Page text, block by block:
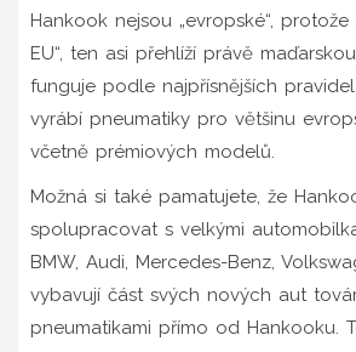
Hankook nejsou „evropské“,
EU“, ten asi přehlíží právě
funguje podle najpřísnějších
vyrábí pneumatiky pro většinu
včetně prémiových modelů.
Možná si také pamatujete, že
spolupracovat s velkými
BMW, Audi, Mercedes-Benz,
vybavují část svých nových aut
pneumatikami přímo od Hankooku.